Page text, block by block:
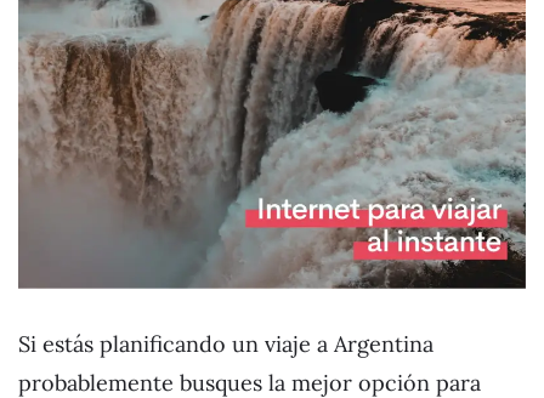
Si estás planificando un viaje a Argentina
probablemente busques la mejor opción para